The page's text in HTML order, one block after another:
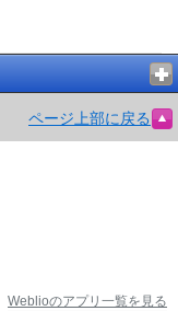
ページ上部に戻る
Weblioのアプリ一覧を見る